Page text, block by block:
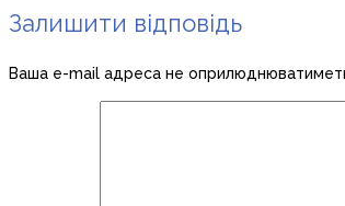
Залишити відповідь
Ваша e-mail адреса не